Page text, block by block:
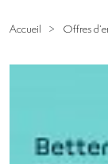
Accueil > Offres